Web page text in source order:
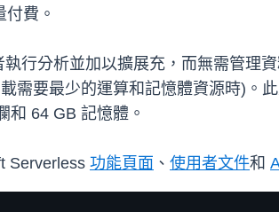
費。
行分析並加以擴展充，而無需管理
需要最少的運算和記憶體資源時)。
和 64 GB 記憶體。
Serverless 功能頁面 、 使用者文件和